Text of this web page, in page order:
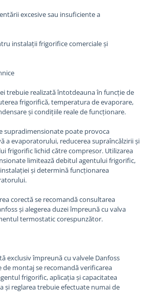
excesive sau insuficiente a
instalații frigorifice comerciale și
trebuie realizată întotdeauna în funcție de
frigorifică, temperatura de evaporare,
și condițiile reale de funcționare.
supradimensionate poate provoca
a evaporatorului, reducerea supraîncălzirii și
frigorific lichid către compresor. Utilizarea
limitează debitul agentului frigorific,
și determină funcționarea
corectă se recomandă consultarea
și alegerea duzei împreună cu valva
termostatic corespunzător.
exclusiv împreună cu valvele Danfoss
montaj se recomandă verificarea
frigorific, aplicația și capacitatea
și reglarea trebuie efectuate numai de